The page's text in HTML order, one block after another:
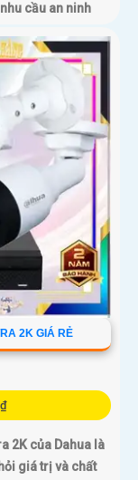
cầu an ninh
2K GIÁ RẺ
2K của Dahua là
giá trị và chất